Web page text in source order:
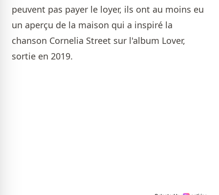
peuvent pas payer le loyer, ils ont au moins eu
un aperçu de la maison qui a inspiré la
chanson Cornelia Street sur l'album Lover,
sortie en 2019.